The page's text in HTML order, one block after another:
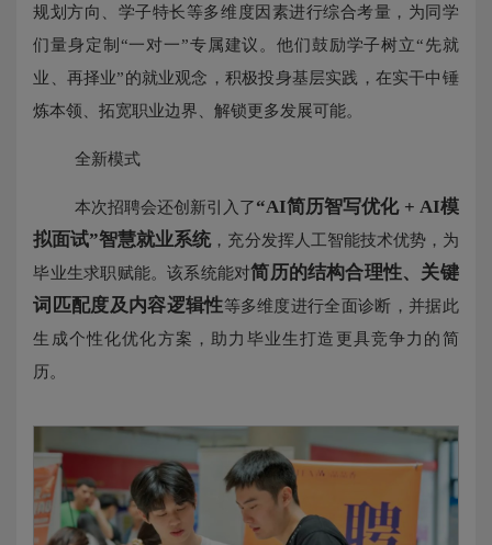
规划方向、学子特长等多维度因素进行综合考量，为同学
们量身定制“一对一”专属建议。他们鼓励学子树立“先就
业、再择业”的就业观念，积极投身基层实践，在实干中锤
炼本领、拓宽职业边界、解锁更多发展可能。
全新模式
本次招聘会还创新引入了“AI简历智写优化 + AI模
拟面试”智慧就业系统，充分发挥人工智能技术优势，为
毕业生求职赋能。该系统能对简历的结构合理性、关键
词匹配度及内容逻辑性等多维度进行全面诊断，并据此
生成个性化优化方案，助力毕业生打造更具竞争力的简
历。